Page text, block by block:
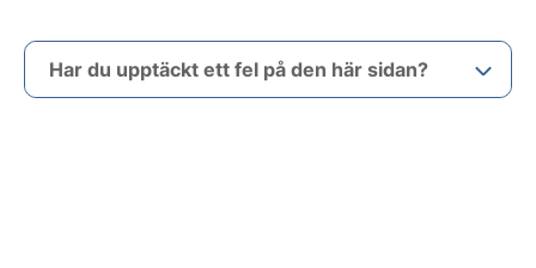
Har du upptäckt ett fel på den här sidan?